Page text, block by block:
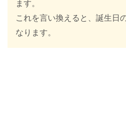
ます。
これを言い換えると、誕生日
なります。